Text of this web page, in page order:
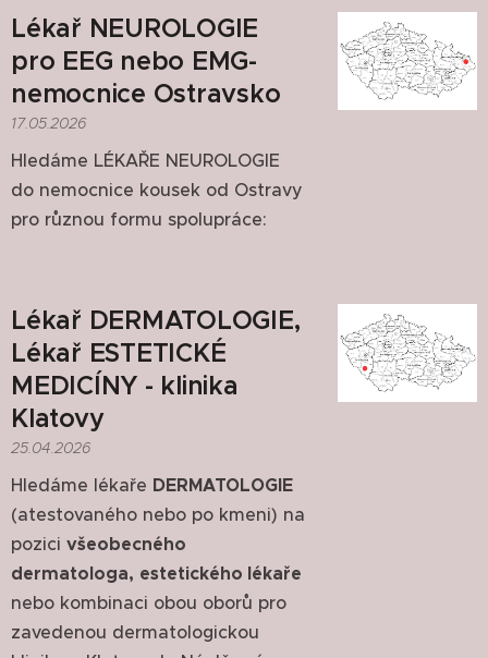
Lékař NEUROLOGIE
pro EEG nebo EMG-
nemocnice Ostravsko
17.05.2026
Hledáme LÉKAŘE NEUROLOGIE
do nemocnice kousek od Ostravy
pro různou formu spolupráce:
Lékař DERMATOLOGIE,
Lékař ESTETICKÉ
MEDICÍNY - klinika
Klatovy
25.04.2026
Hledáme lékaře DERMATOLOGIE
(atestovaného nebo po kmeni) na
pozici všeobecného
dermatologa, estetického lékaře
nebo kombinaci obou oborů pro
zavedenou dermatologickou